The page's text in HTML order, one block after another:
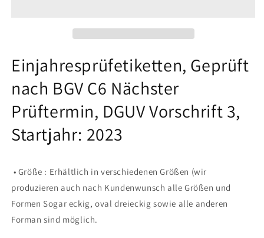
Prüftermin,
DGUV
Vorschrift
3,
Startjahr:
2023
aus
Papier
Plastik
Prüftermin,
DGUV
Vorschrift
3,
Startjahr:
2023
aus
Plastik
Einjahresprüfetiketten, Geprüft
nach BGV C6 Nächster
Prüftermin, DGUV Vorschrift 3,
Startjahr: 2023
• Größe : Erhältlich in verschiedenen Größen (wir
produzieren auch nach Kundenwunsch alle Größen und
Formen Sogar eckig, oval dreieckig sowie alle anderen
Forman sind möglich.